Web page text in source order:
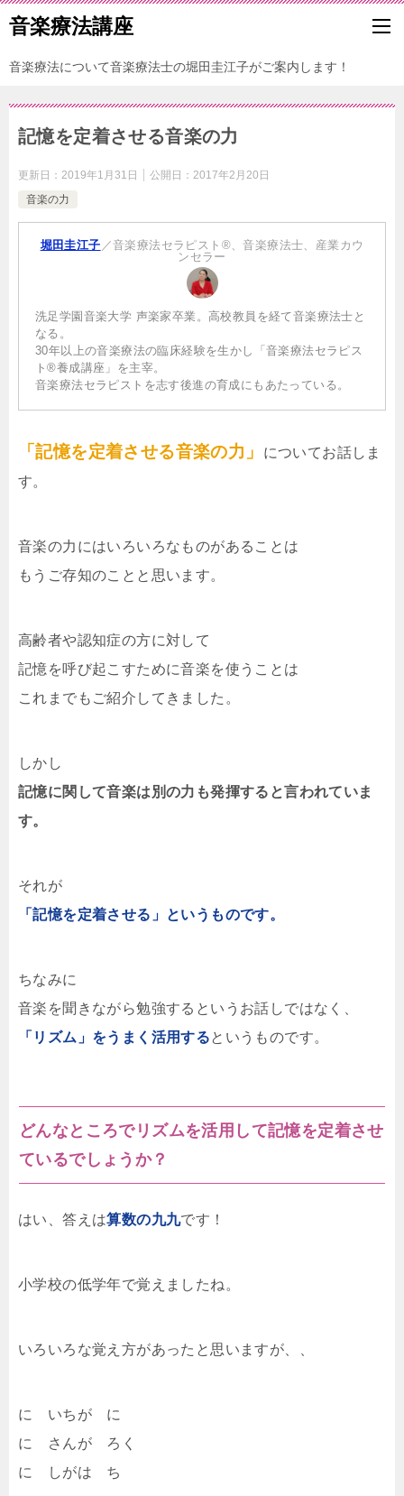
音楽療法講座
音楽療法について音楽療法士の堀田圭江子がご案内します！
記憶を定着させる音楽の力
更新日： 2019年1月31日 公開日： 2017年2月20日
音楽の力
堀田圭江子 ／音楽療法セラピスト®、音楽療法士、産業カウ
ンセラー
洗足学園音楽大学 声楽家卒業。高校教員を経て音楽療法士と
なる。
30年以上の音楽療法の臨床経験を生かし「音楽療法セラピス
ト®養成講座」を主宰。
音楽療法セラピストを志す後進の育成にもあたっている。
「記憶を定着させる音楽の力」
についてお話しま
す。
音楽の力にはいろいろなものがあることは
もうご存知のことと思います。
高齢者や認知症の方に対して
記憶を呼び起こすために音楽を使うことは
これまでもご紹介してきました。
しかし
記憶に関して音楽は別の力も発揮すると言われていま
す。
それが
「記憶を定着させる」というものです。
ちなみに
音楽を聞きながら勉強するというお話しではなく、
「リズム」をうまく活用するというものです。
どんなところでリズムを活用して記憶を定着させ
ているでしょうか？
はい、答えは算数の九九です！
小学校の低学年で覚えましたね。
いろいろな覚え方があったと思いますが、、
に いちが に
に さんが ろく
に しがは ち